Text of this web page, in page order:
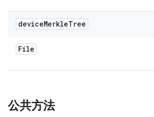
deviceMerkleTree
File
公共方法